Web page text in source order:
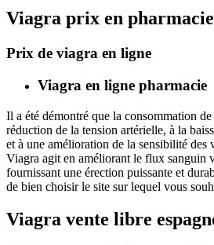
Viagra prix en
Prix de viagra en ligne
Viagra en ligne pharmacie
Il a été démontré que la consommation
réduction de la tension artérielle, à la
et à une amélioration de la sensibilité des
Viagra agit en améliorant le flux sanguin
fournissant une érection puissante et
de bien choisir le site sur lequel vous
Viagra vente libre